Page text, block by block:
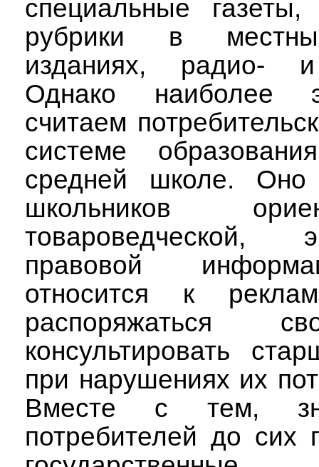
специальные
рубрики в
изданиях, радио- и
Однако наиболее
считаем
системе
средней школе. Оно
школьников
товароведческой,
правовой
относится к
распоряжаться
консультировать
при нарушениях их
Вместе с тем,
потребителей до